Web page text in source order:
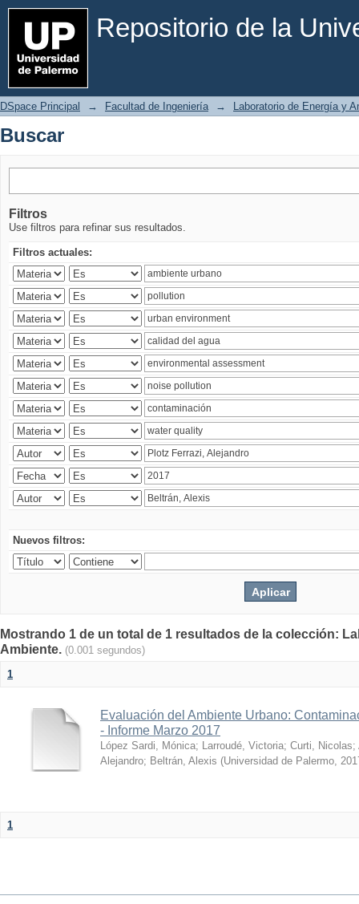
Repositorio de la
Buscar
DSpace Principal → Facultad de Ingeniería → Laboratorio de Energía y
Buscar
Filtros
Use filtros para refinar sus resultados.
Filtros actuales:
Nuevos filtros:
Mostrando 1 de un total de 1 resultados de la colección:
Ambiente. (0.001 segundos)
1
Evaluación del Ambiente Urbano:
- Informe Marzo 2017
López Sardi, Mónica; Larroudé, Victoria; Curti, Nicolas;
Alejandro; Beltrán, Alexis (Universidad de Palermo,
1